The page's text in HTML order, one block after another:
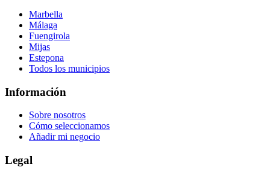
Marbella
Málaga
Fuengirola
Mijas
Estepona
Todos los municipios
Información
Sobre nosotros
Cómo seleccionamos
Añadir mi negocio
Legal